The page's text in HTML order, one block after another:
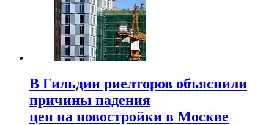
В Гильдии риелторов объяснили
причины падения
цен на новостройки в Москве